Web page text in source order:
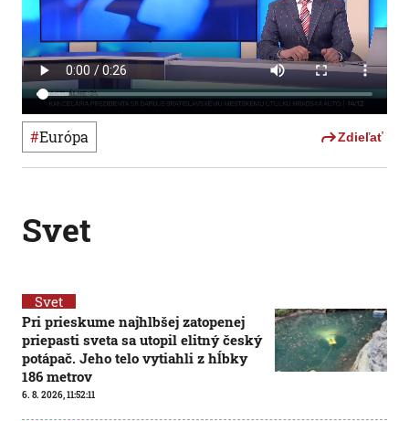
# Európa Zdieľať
Svet
Svet
Pri prieskume najhlbšej zatopenej
priepasti sveta sa utopil elitný český
potápač. Jeho telo vytiahli z hĺbky
186 metrov
6. 8. 2026, 11:52:11